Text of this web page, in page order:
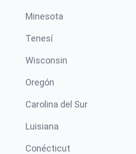
Minesota
Tenesí
Wisconsin
Oregón
Carolina del Sur
Luisiana
Conécticut